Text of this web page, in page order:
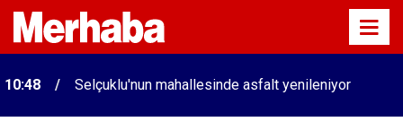
10:48 Selçuklu'nun mahallesinde asfalt yenileniyor